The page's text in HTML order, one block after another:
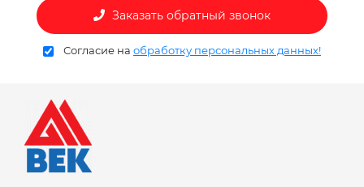
Заказать обратный звонок
Согласие на обработку персональных данных!